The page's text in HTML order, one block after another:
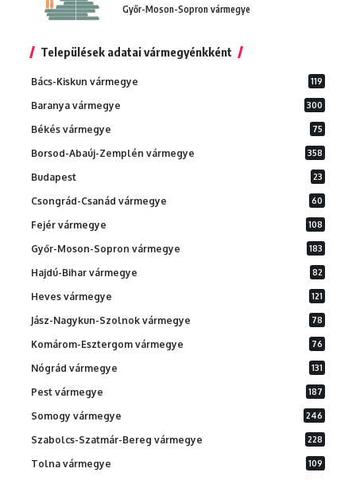
Győr-Moson-Sopron vármegye
Települések adatai vármegyénkként
Bács-Kiskun vármegye 119
Baranya vármegye 300
Békés vármegye 75
Borsod-Abaúj-Zemplén vármegye 358
Budapest 23
Csongrád-Csanád vármegye 60
Fejér vármegye 108
Győr-Moson-Sopron vármegye 183
Hajdú-Bihar vármegye 82
Heves vármegye 121
Jász-Nagykun-Szolnok vármegye 78
Komárom-Esztergom vármegye 76
Nógrád vármegye 131
Pest vármegye 187
Somogy vármegye 246
Szabolcs-Szatmár-Bereg vármegye 228
Tolna vármegye 109